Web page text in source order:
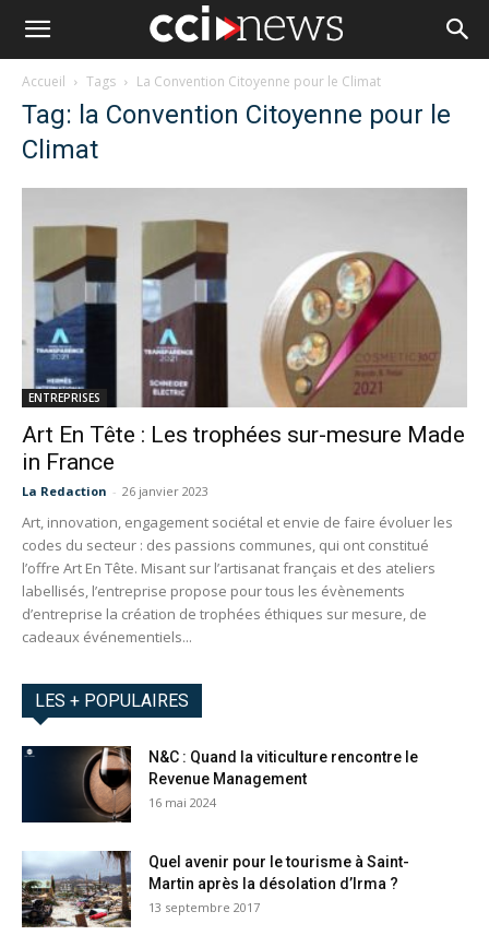
Accueil Tags La Convention Citoyenne pour le Climat
Tag: la Convention Citoyenne pour le
Climat
ENTREPRISES
Art En Tête : Les trophées sur-mesure Made
in France
La Redaction - 26 janvier 2023
Art, innovation, engagement sociétal et envie de faire évoluer les
codes du secteur : des passions communes, qui ont constitué
l’offre Art En Tête. Misant sur l’artisanat français et des ateliers
labellisés, l’entreprise propose pour tous les évènements
d’entreprise la création de trophées éthiques sur mesure, de
cadeaux événementiels...
LES + POPULAIRES
N&C : Quand la viticulture rencontre le
Revenue Management
16 mai 2024
Quel avenir pour le tourisme à Saint-
Martin après la désolation d’Irma ?
13 septembre 2017